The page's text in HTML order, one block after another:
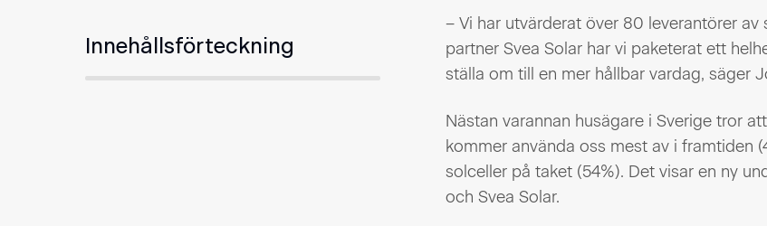
Innehållsförteckning
– Vi har utvärderat över 80 leverantörer
partner Svea Solar har vi paketerat ett
ställa om till en mer hållbar vardag, säger
Nästan varannan husägare i Sverige tror
kommer använda oss mest av i framtiden
solceller på taket (54%). Det visar en ny
och Svea Solar.